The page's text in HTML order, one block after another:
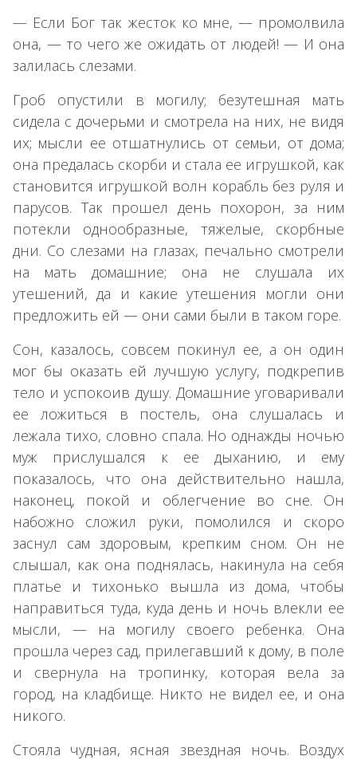
— Если Бог так жесток ко мне, — промолвила
она, — то чего же ожидать от людей! — И она
залилась слезами.
Гроб опустили в могилу; безутешная мать
сидела с дочерьми и смотрела на них, не видя
их; мысли ее отшатнулись от семьи, от дома;
она предалась скорби и стала ее игрушкой, как
становится игрушкой волн корабль без руля и
парусов. Так прошел день похорон, за ним
потекли однообразные, тяжелые, скорбные
дни. Со слезами на глазах, печально смотрели
на мать домашние; она не слушала их
утешений, да и какие утешения могли они
предложить ей — они сами были в таком горе.
Сон, казалось, совсем покинул ее, а он один
мог бы оказать ей лучшую услугу, подкрепив
тело и успокоив душу. Домашние уговаривали
ее ложиться в постель, она слушалась и
лежала тихо, словно спала. Но однажды ночью
муж прислушался к ее дыханию, и ему
показалось, что она действительно нашла,
наконец, покой и облегчение во сне. Он
набожно сложил руки, помолился и скоро
заснул сам здоровым, крепким сном. Он не
слышал, как она поднялась, накинула на себя
платье и тихонько вышла из дома, чтобы
направиться туда, куда день и ночь влекли ее
мысли, — на могилу своего ребенка. Она
прошла через сад, прилегавший к дому, в поле
и свернула на тропинку, которая вела за
город, на кладбище. Никто не видел ее, и она
никого.
Стояла чудная, ясная звездная ночь. Воздух